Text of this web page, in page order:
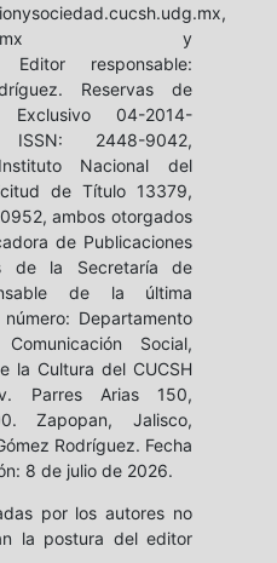
y
Editor responsable:
Reservas de
04-2014-
ISSN: 2448-9042,
Nacional del
de Título 13379,
ambos otorgados
de Publicaciones
de la Secretaría de
de la última
Departamento
Social,
la Cultura del CUCSH
Parres Arias 150,
Zapopan, Jalisco,
Rodríguez. Fecha
8 de julio de 2026.
por los autores no
la postura del editor